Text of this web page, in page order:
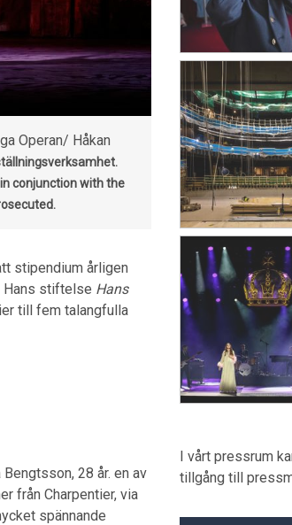
Operan/ Håkan
conjunction with the
stipendium årligen
Hans stiftelse Hans
till fem talangfulla
28 år. en av
från Charpentier, via
spännande
I vårt pressrum
tillgång till